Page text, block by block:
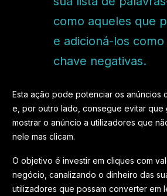
como aqueles que
e adicioná-los
chave negativas.
Esta ação pode potenciar os anúncios
e, por outro lado, consegue evitar que
mostrar o anúncio a utilizadores que
nele mas clicam.
O objetivo é investir em cliques com
negócio, canalizando o dinheiro das
utilizadores que possam converter em